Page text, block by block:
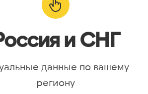
и СНГ
данные по вашему
региону